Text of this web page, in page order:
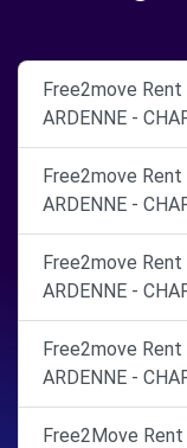
Free2move Rent
ARDENNE -
Free2move Rent
ARDENNE -
Free2move Rent
ARDENNE -
Free2move Rent
ARDENNE -
Free2Move Rent